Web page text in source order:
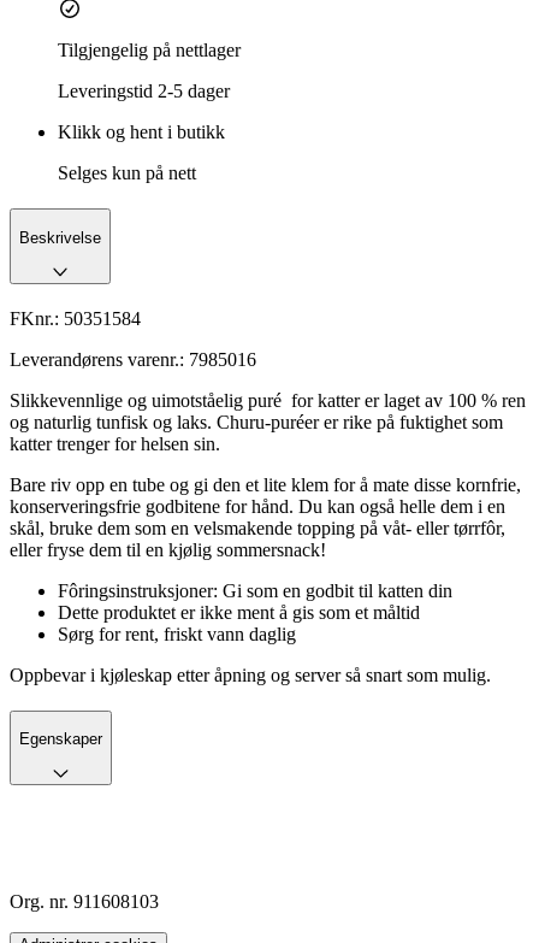
Tilgjengelig på nettlager
Leveringstid 2-5 dager
Klikk og hent i butikk
Selges kun på nett
Beskrivelse
FKnr.: 50351584
Leverandørens varenr.: 7985016
Slikkevennlige og uimotståelig puré for katter er laget av 100 % ren
og naturlig tunfisk og laks. Churu-puréer er rike på fuktighet som
katter trenger for helsen sin.
Bare riv opp en tube og gi den et lite klem for å mate disse kornfrie,
konserveringsfrie godbitene for hånd. Du kan også helle dem i en
skål, bruke dem som en velsmakende topping på våt- eller tørrfôr,
eller fryse dem til en kjølig sommersnack!
Fôringsinstruksjoner: Gi som en godbit til katten din
Dette produktet er ikke ment å gis som et måltid
Sørg for rent, friskt vann daglig
Oppbevar i kjøleskap etter åpning og server så snart som mulig.
Egenskaper
Org. nr. 911608103